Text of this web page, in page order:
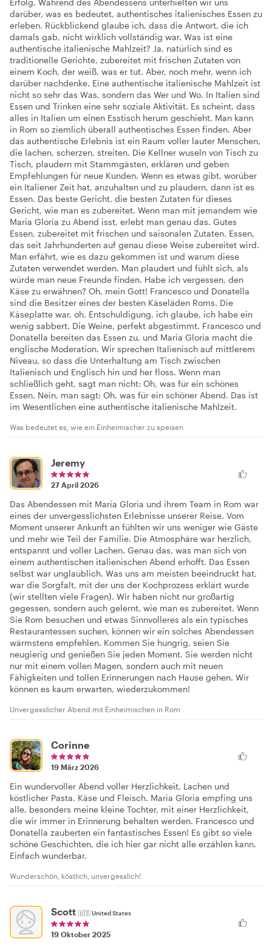
darüber, was es bedeutet, authentisches italienisches Essen zu
erleben. Rückblickend glaube ich, dass die Antwort, die ich
damals gab, nicht wirklich vollständig war. Was ist eine
authentische italienische Mahlzeit? Ja, natürlich sind es
traditionelle Gerichte, zubereitet mit frischen Zutaten von
einem Koch, der weiß, was er tut. Aber, noch mehr, wenn ich
darüber nachdenke. Eine authentische italienische Mahlzeit ist
nicht so sehr das Was, sondern das Wer und Wo. In Italien sind
Essen und Trinken eine sehr soziale Aktivität. Es scheint, dass
alles in Italien um einen Esstisch herum geschieht. Man kann
in Rom so ziemlich überall authentisches Essen finden. Aber
das authentische Erlebnis ist ein Raum voller lauter Menschen,
die lachen, scherzen, streiten. Die Kellner wuseln von Tisch zu
Tisch, plaudern mit Stammgästen, erklären und geben
Empfehlungen für neue Kunden. Wenn es etwas gibt, worüber
ein Italiener Zeit hat, anzuhalten und zu plaudern, dann ist es
Essen. Das beste Gericht, die besten Zutaten für dieses
Gericht, wie man es zubereitet. Wenn man mit jemandem wie
Maria Gloria zu Abend isst, erlebt man genau das. Gutes
Essen, zubereitet mit frischen und saisonalen Zutaten. Essen,
das seit Jahrhunderten auf genau diese Weise zubereitet wird.
Man erfährt, wie es dazu gekommen ist und warum diese
Zutaten verwendet werden. Man plaudert und fühlt sich, als
würde man neue Freunde finden. Habe ich vergessen, den
Käse zu erwähnen? Oh, mein Gott! Francesco und Donatella
sind die Besitzer eines der besten Käseläden Roms. Die
Käseplatte war, oh, Entschuldigung, ich glaube, ich habe ein
wenig sabbert. Die Weine, perfekt abgestimmt. Francesco und
Donatella bereiten das Essen zu, und Maria Gloria macht die
englische Moderation. Wir sprechen Italienisch auf mittlerem
Niveau, so dass die Unterhaltung am Tisch zwischen
Italienisch und Englisch hin und her floss. Wenn man
schließlich geht, sagt man nicht: Oh, was für ein schönes
Essen. Nein, man sagt: Oh, was für ein schöner Abend. Das ist
im Wesentlichen eine authentische italienische Mahlzeit.
Was bedeutet es, wie ein Einheimischer zu speisen
Jeremy
27 April 2026
Das Abendessen mit Maria Gloria und ihrem Team in Rom war
eines der unvergesslichsten Erlebnisse unserer Reise. Vom
Moment unserer Ankunft an fühlten wir uns weniger wie Gäste
und mehr wie Teil der Familie. Die Atmosphäre war herzlich,
entspannt und voller Lachen. Genau das, was man sich von
einem authentischen italienischen Abend erhofft. Das Essen
selbst war unglaublich. Was uns am meisten beeindruckt hat,
war die Sorgfalt, mit der uns der Kochprozess erklärt wurde
(wir stellten viele Fragen). Wir haben nicht nur großartig
gegessen, sondern auch gelernt, wie man es zubereitet. Wenn
Sie Rom besuchen und etwas Sinnvolleres als ein typisches
Restaurantessen suchen, können wir ein solches Abendessen
wärmstens empfehlen. Kommen Sie hungrig, seien Sie
neugierig und genießen Sie jeden Moment. Sie werden nicht
nur mit einem vollen Magen, sondern auch mit neuen
Fähigkeiten und tollen Erinnerungen nach Hause gehen. Wir
können es kaum erwarten, wiederzukommen!
Unvergesslicher Abend mit Einheimischen in Rom
Corinne
19 März 2026
Ein wundervoller Abend voller Herzlichkeit, Lachen und
köstlicher Pasta, Käse und Fleisch. Maria Gloria empfing uns
alle, besonders meine kleine Tochter, mit einer Herzlichkeit,
die wir immer in Erinnerung behalten werden. Francesco und
Donatella zauberten ein fantastisches Essen! Es gibt so viele
schöne Geschichten, die ich hier gar nicht alle erzählen kann.
Einfach wunderbar.
Wunderschön, köstlich, unvergesslich!
Scott 🇺🇸United States
19 Oktober 2025